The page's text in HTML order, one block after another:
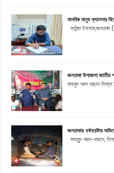
মানবিক মানুষ ক্যানসার
মর্তুজা ইসলাম,জলঢাকা
জলঢাকা উপজেলা জাতীয়
মাহমুদ আল হাছান তিস্তা
জলঢাকায় ধর্ষনচেষ্টার
মাহমুূদ আল-হাছান,